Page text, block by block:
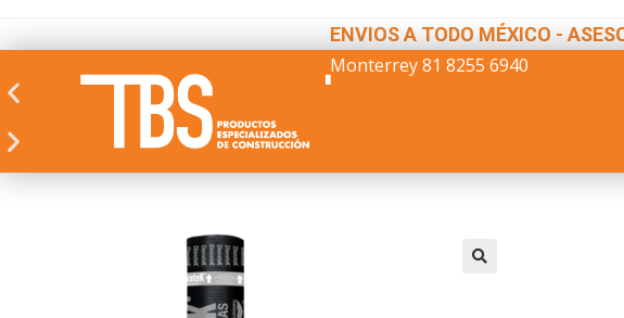
ENVIOS A TODO MÉXICO -
Monterrey 81 8255 6940